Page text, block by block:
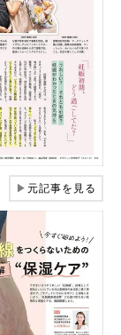
▶元記事を見る